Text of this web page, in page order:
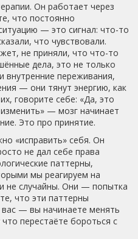
Он работает через
что постоянно
— это сигнал: что-то
что чувствовали.
не приняли, что что-то
дела, это не только
внутренние переживания,
— они тянут энергию, как
говорите себе: «Да, это
— мозг начинает
Это про принятие.
«исправить» себя. Он
не дал себе права
паттерны,
мы реагируем на
не случайны. Они — попытка
что эти паттерны
— вы начинаете менять
перестаёте бороться с